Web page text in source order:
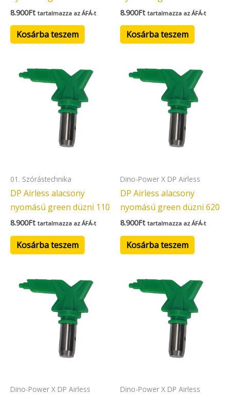
8.900Ft tartalmazza az ÁFÁ-t
Kosárba teszem
8.900Ft tartalmazza az ÁFÁ-t
Kosárba teszem
01. Szórástechnika
DP Airless alacsony
nyomású green düzni 110
8.900Ft tartalmazza az ÁFÁ-t
Kosárba teszem
Dino-Power X DP Airless
DP Airless alacsony
nyomású green düzni 620
8.900Ft tartalmazza az ÁFÁ-t
Kosárba teszem
Dino-Power X DP Airless Dino-Power X DP Airless